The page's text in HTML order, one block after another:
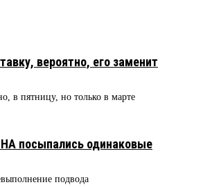
вероятно, его заменит
в пятницу, но только в марте
посыпались одинаковые
подвода